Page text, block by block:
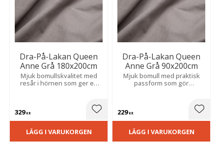
Dra-På-Lakan Queen
Anne Grå 180x200cm
Mjuk bomullskvalitet med
resår i hörnen som ger en
329KR Lägg till i favoriter
LÄGG I VARUKORGEN
Dra-På-Lakan Queen
Anne Grå 90x200cm
Mjuk bomull med praktisk
passform som gör
229KR
LÄGG I VARUKORGEN